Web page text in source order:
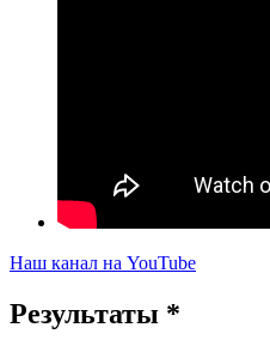
Наш канал на YouTube
Результаты *